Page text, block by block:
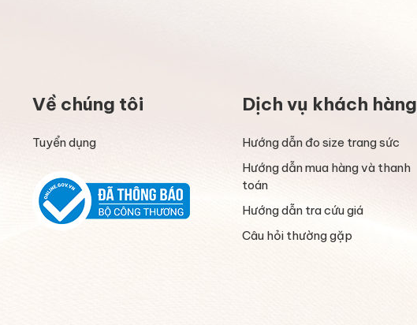
Về chúng tôi
Tuyển dụng
Dịch vụ khách hàng
Hướng dẫn đo size trang sức
Hướng dẫn mua hàng và thanh
toán
Hướng dẫn tra cứu giá
Câu hỏi thường gặp